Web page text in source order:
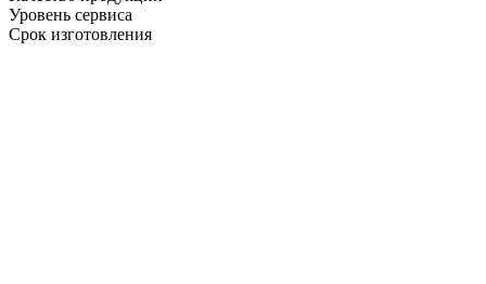
Уровень сервиса
Срок изготовления